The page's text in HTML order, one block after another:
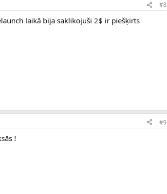
#8
laikā bija saklikojuši 2$ ir piešķirts
#9
!